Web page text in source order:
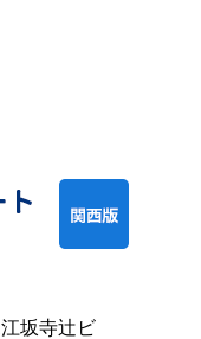
江坂寺辻ビ